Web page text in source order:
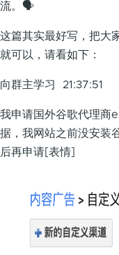
流。🗣
这篇其实最好写，把大
就可以，请看如下：
向群主学习 21:37:51
我申请国外谷歌代理商
据，我网站之前没安装
后再申请[表情]